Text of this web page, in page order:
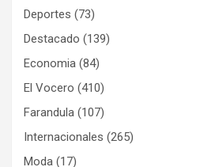
Deportes (73)
Destacado (139)
Economia (84)
El Vocero (410)
Farandula (107)
Internacionales (265)
Moda (17)